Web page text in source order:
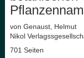
von Genaust, Helmut
Nikol
701 Seiten